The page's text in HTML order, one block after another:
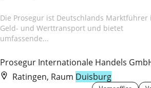
Die Prosegur ist Deutschlands Marktführer
Geld- und Werttransport und bietet
umfassende...
Prosegur Internationale Handels
Ratingen, Raum Duisburg